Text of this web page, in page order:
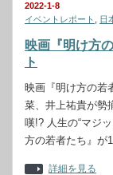
2022-1-8
イベントレポート
日
映画『明け方
ト
映画『明け方の若
菜、井上祐貴が勢
嘆!? 人生の“マジ
方の若者たち』が
詳細を見る